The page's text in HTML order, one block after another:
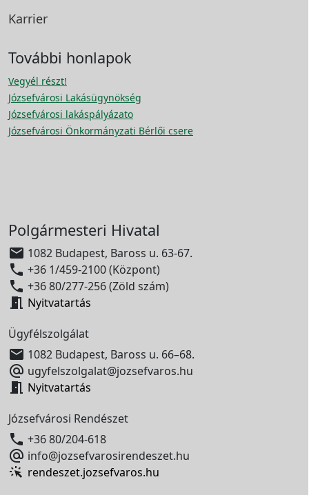
Karrier
További honlapok
Vegyél részt!
Józsefvárosi Lakásügynökség
Józsefvárosi lakáspályázato
Józsefvárosi Önkormányzati Bérlői csere
Polgármesteri Hivatal
 1082 Budapest, Baross u. 63-67.
 +36 1/459-2100 (Központ)
 +36 80/277-256 (Zöld szám)
 Nyitvatartás
Ügyfélszolgálat
 1082 Budapest, Baross u. 66–68.
 ugyfelszolgalat@jozsefvaros.hu
 Nyitvatartás
Józsefvárosi Rendészet
 +36 80/204-618
 info@jozsefvarosirendeszet.hu
rendeszet.jozsefvaros.hu